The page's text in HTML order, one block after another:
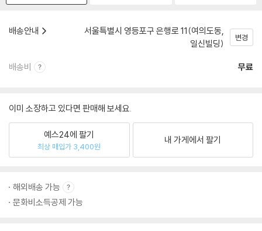
배송안내
서울특별시 영등포구 은행로 11(여의도동,
일신빌딩)
변경
배송비 무료
이미 소장하고 있다면 판매해 보세요.
예스24에 팔기
최상 매입가 3,400원
내 가게에서 팔기
해외배송 가능
문화비소득공제 가능